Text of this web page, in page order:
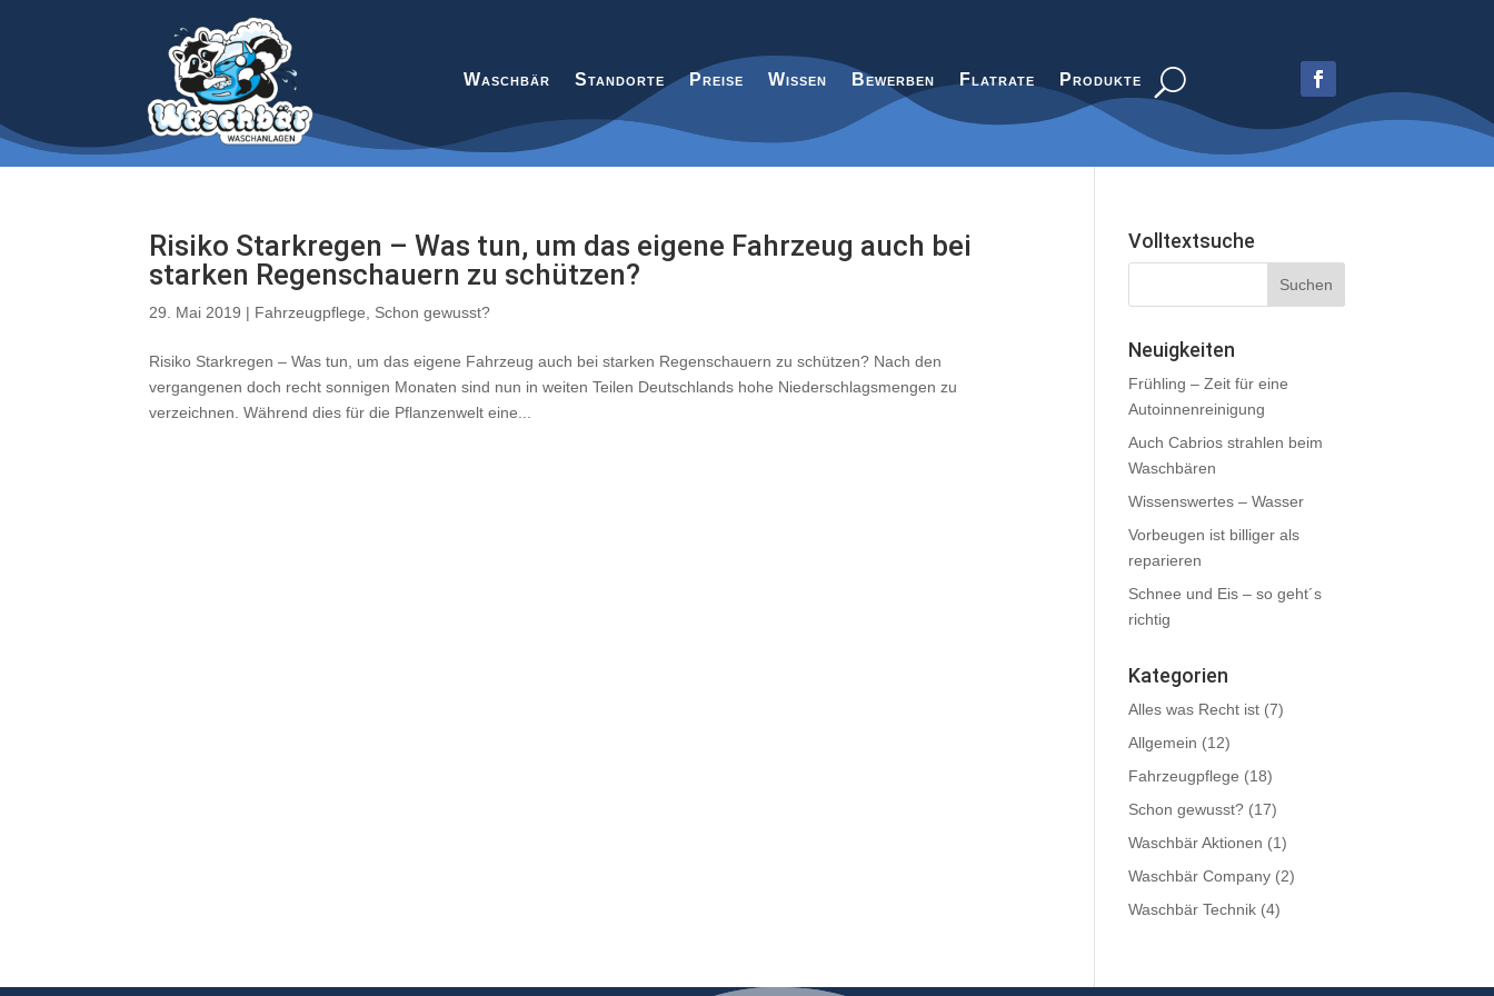
Waschbär Standorte Preise Wissen Bewerben Flatrate Produkte
Risiko Starkregen – Was tun, um das eigene Fahrzeug auch bei
starken Regenschauern zu schützen?
29. Mai 2019 | Fahrzeugpflege Schon gewusst?
Risiko Starkregen – Was tun, um das eigene Fahrzeug auch bei starken Regenschauern zu schützen? Nach den
vergangenen doch recht sonnigen Monaten sind nun in weiten Teilen Deutschlands hohe Niederschlagsmengen zu
verzeichnen. Während dies für die Pflanzenwelt eine...
Volltextsuche
Neuigkeiten
Frühling – Zeit für eine
Autoinnenreinigung
Auch Cabrios strahlen beim
Waschbären
Wissenswertes – Wasser
Vorbeugen ist billiger als
reparieren
Schnee und Eis – so geht´s
richtig
Kategorien
Alles was Recht ist (7)
Allgemein (12)
Fahrzeugpflege (18)
Schon gewusst? (17)
Waschbär Aktionen (1)
Waschbär Company (2)
Waschbär Technik (4)